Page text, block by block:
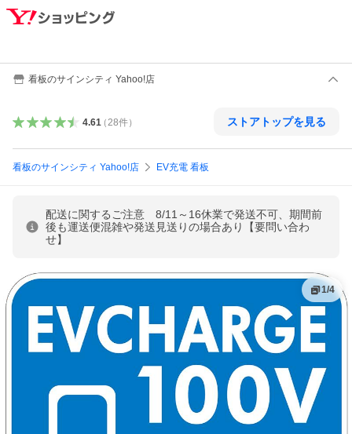
看板のサインシティ Yahoo!店
4.61（ 28件） ストアトップを見る
看板のサインシティ Yahoo!店 EV充電 看板
配送に関するご注意 8/11～16休業で発送不可、期間前
後も運送便混雑や発送見送りの場合あり【要問い合わ
せ】
1/4